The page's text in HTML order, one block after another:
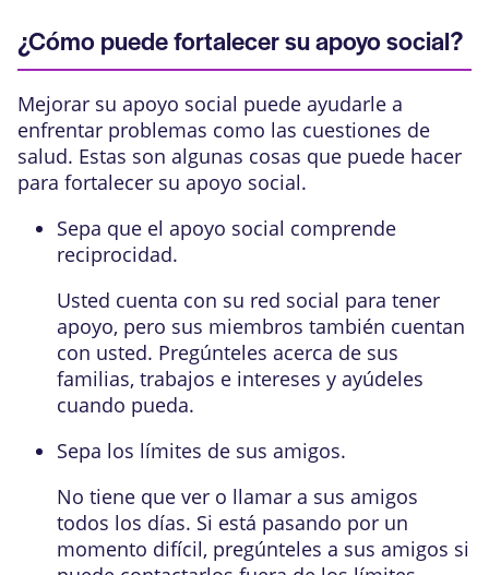
¿Cómo puede fortalecer su apoyo social?
Mejorar su apoyo social puede ayudarle a
enfrentar problemas como las cuestiones de
salud. Estas son algunas cosas que puede hacer
para fortalecer su apoyo social.
Sepa que el apoyo social comprende
reciprocidad.
Usted cuenta con su red social para tener
apoyo, pero sus miembros también cuentan
con usted. Pregúnteles acerca de sus
familias, trabajos e intereses y ayúdeles
cuando pueda.
Sepa los límites de sus amigos.
No tiene que ver o llamar a sus amigos
todos los días. Si está pasando por un
momento difícil, pregúnteles a sus amigos si